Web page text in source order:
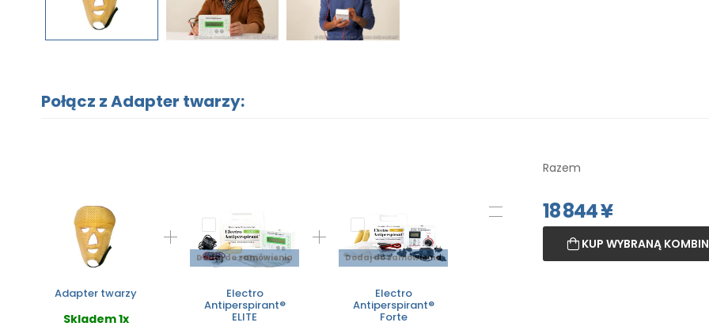
Połącz z Adapter twarzy:
Adapter twarzy
Skladem 1x
Dodaj do zamówienia
Electro
Antiperspirant®
ELITE
Dodaj do zamówienia
Electro
Antiperspirant®
Forte
Razem
18 844¥
KUP WYBRANĄ